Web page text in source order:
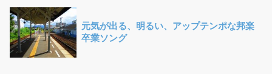
元気が出る、明るい、アップテンポな邦楽
卒業ソング